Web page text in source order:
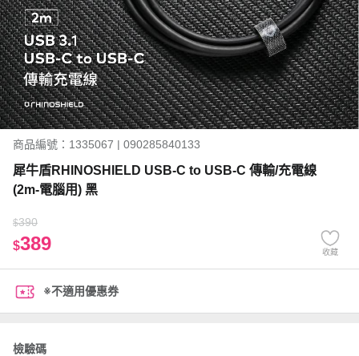
商品編號：1335067 | 090285840133
犀牛盾RHINOSHIELD USB-C to USB-C 傳輸/充電線
(2m-電腦用) 黑
$390
$389 收藏
※不適用優惠券
檢驗碼